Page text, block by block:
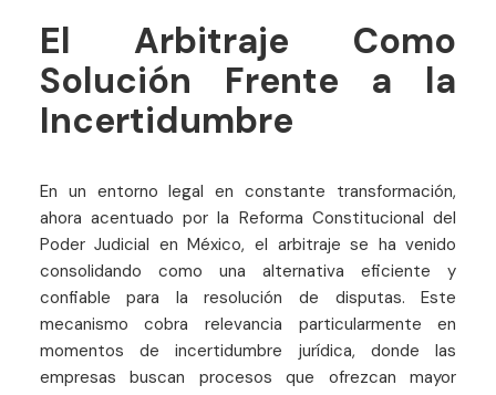
El Arbitraje Como
Solución Frente a la
Incertidumbre
En un entorno legal en constante transformación,
ahora acentuado por la Reforma Constitucional del
Poder Judicial en México, el arbitraje se ha venido
consolidando como una alternativa eficiente y
confiable para la resolución de disputas. Este
mecanismo cobra relevancia particularmente en
momentos de incertidumbre jurídica, donde las
empresas buscan procesos que ofrezcan mayor